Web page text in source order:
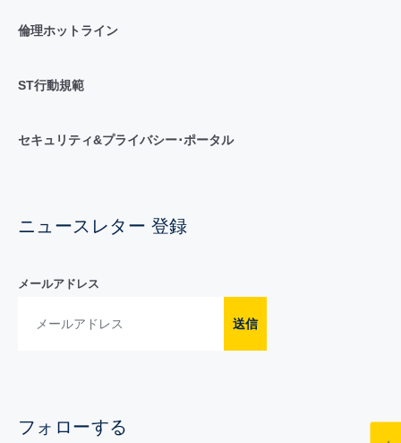
倫理ホットライン
ST行動規範
セキュリティ&プライバシー･ポータル
ニュースレター 登録
メールアドレス
送信
フォローする